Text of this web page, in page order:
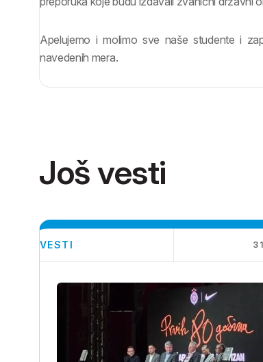
Apelujemo i molimo sve naše studente i
navedenih mera.
Još vesti
VESTI